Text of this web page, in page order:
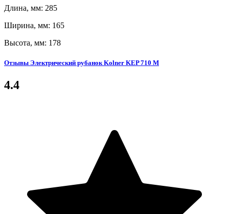
Длина, мм: 285
Ширина, мм: 165
Высота, мм: 178
Отзывы Электрический рубанок Kolner KEP 710 М
4.4